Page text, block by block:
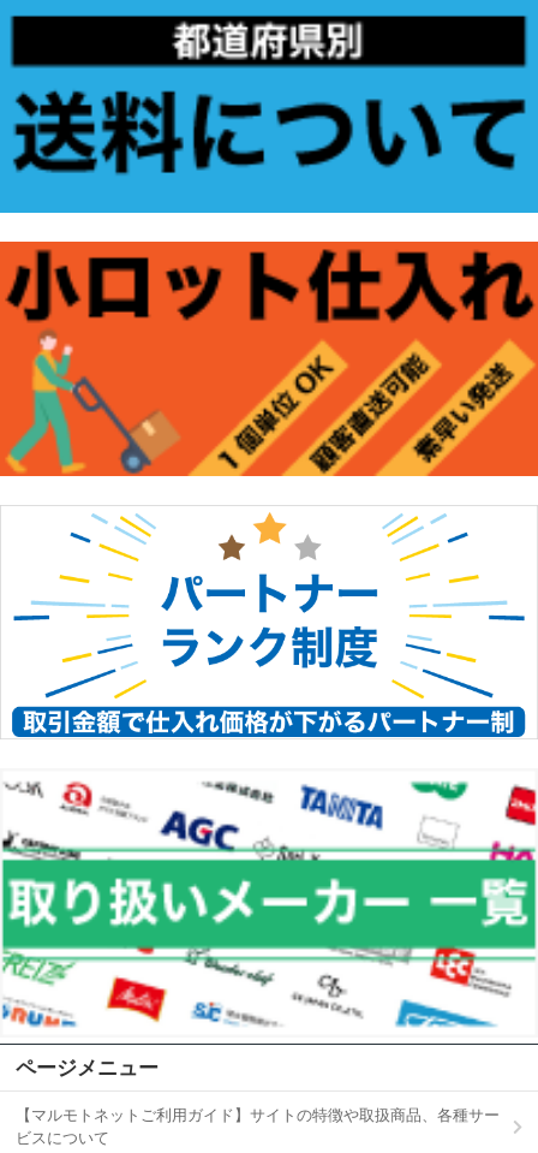
ページメニュー
【マルモトネットご利用ガイド】サイトの特徴や取扱商品、各種サー
ビスについて